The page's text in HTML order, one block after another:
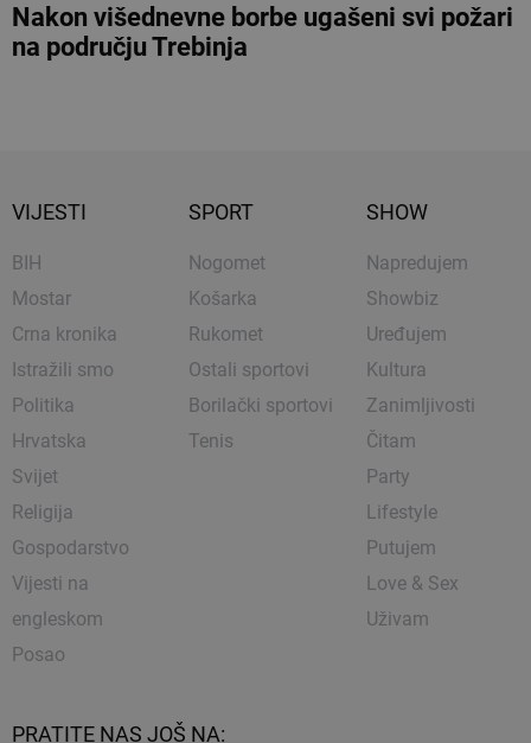
Nakon višednevne borbe ugašeni svi požari
na području Trebinja
VIJESTI
BIH
Mostar
Crna kronika
Istražili smo
Politika
Hrvatska
Svijet
Religija
Gospodarstvo
Vijesti na
engleskom
Posao
SPORT
Nogomet
Košarka
Rukomet
Ostali sportovi
Borilački sportovi
Tenis
SHOW
Napredujem
Showbiz
Uređujem
Kultura
Zanimljivosti
Čitam
Party
Lifestyle
Putujem
Love & Sex
Uživam
PRATITE NAS JOŠ NA: